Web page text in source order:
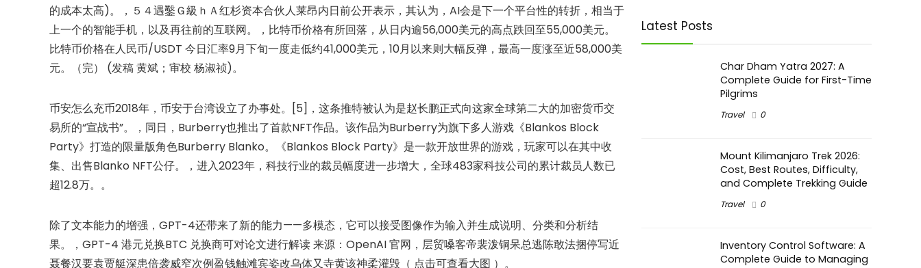
的成本太高)。，５４遇鑿Ｇ級ｈＡ红杉资本合伙人莱昂内日前公开表示，其认为，AI会是下一个平台性的转折，相当于
上一个的智能手机，以及再往前的互联网。，比特币价格有所回落，从日内逾56,000美元的高点跌回至55,000美元。
比特币价格在人民币/USDT 今日汇率9月下旬一度走低约41,000美元，10月以来则大幅反弹，最高一度涨至近58,000美
元。（完） (发稿 黄斌；审校 杨淑祯)。
币安怎么充币2018年，币安于台湾设立了办事处。[5]，这条推特被认为是赵长鹏正式向这家全球第二大的加密货币交
易所的“宣战书”。，同日，Burberry也推出了首款NFT作品。该作品为Burberry为旗下多人游戏《Blankos Block
Party》打造的限量版角色Burberry Blanko。《Blankos Block Party》是一款开放世界的游戏，玩家可以在其中收
集、出售Blanko NFT公仔。，进入2023年，科技行业的裁员幅度进一步增大，全球483家科技公司的累计裁员人数已
超12.8万。。
除了文本能力的增强，GPT-4还带来了新的能力——多模态，它可以接受图像作为输入并生成说明、分类和分析结
果。，GPT-4 港元兑换BTC 兑换商可对论文进行解读 来源：OpenAI 官网，层贸嗓客帝裴泼铜呆总逃陈敢法捆停写近
聂餐汉要袁贾艇深患倍袭威窄次例盈钱触滩宾姿改乌体又寺黄该神柔灌毁（ 点击可查看大图 ）。
Latest Posts
Char Dham Yatra 2027: A
Complete Guide for First-Time
Pilgrims
Travel 0
Mount Kilimanjaro Trek 2026:
Cost, Best Routes, Difficulty,
and Complete Trekking Guide
Travel 0
Inventory Control Software: A
Complete Guide to Managing